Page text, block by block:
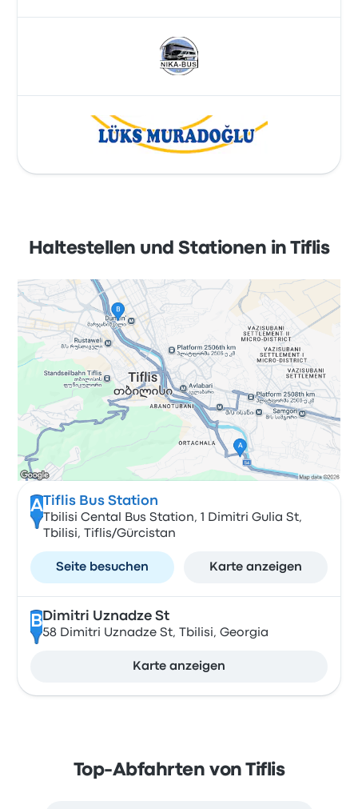
Haltestellen und Stationen in Tiflis
A Tiflis Bus Station
Tbilisi Cental Bus Station, 1 Dimitri Gulia St,
Tbilisi, Tiflis/Gürcistan
Seite besuchen Karte anzeigen
B Dimitri Uznadze St
58 Dimitri Uznadze St, Tbilisi, Georgia
Karte anzeigen
Top-Abfahrten von Tiflis